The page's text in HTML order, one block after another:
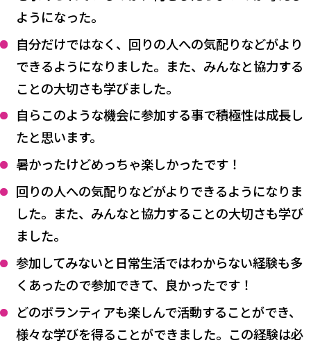
ようになった。
自分だけではなく、回りの人への気配りなどがより
できるようになりました。また、みんなと協力する
ことの大切さも学びました。
自らこのような機会に参加する事で積極性は成長し
たと思います。
暑かったけどめっちゃ楽しかったです！
回りの人への気配りなどがよりできるようになりま
した。また、みんなと協力することの大切さも学び
ました。
参加してみないと日常生活ではわからない経験も多
くあったので参加できて、良かったです！
どのボランティアも楽しんで活動することができ、
様々な学びを得ることができました。この経験は必